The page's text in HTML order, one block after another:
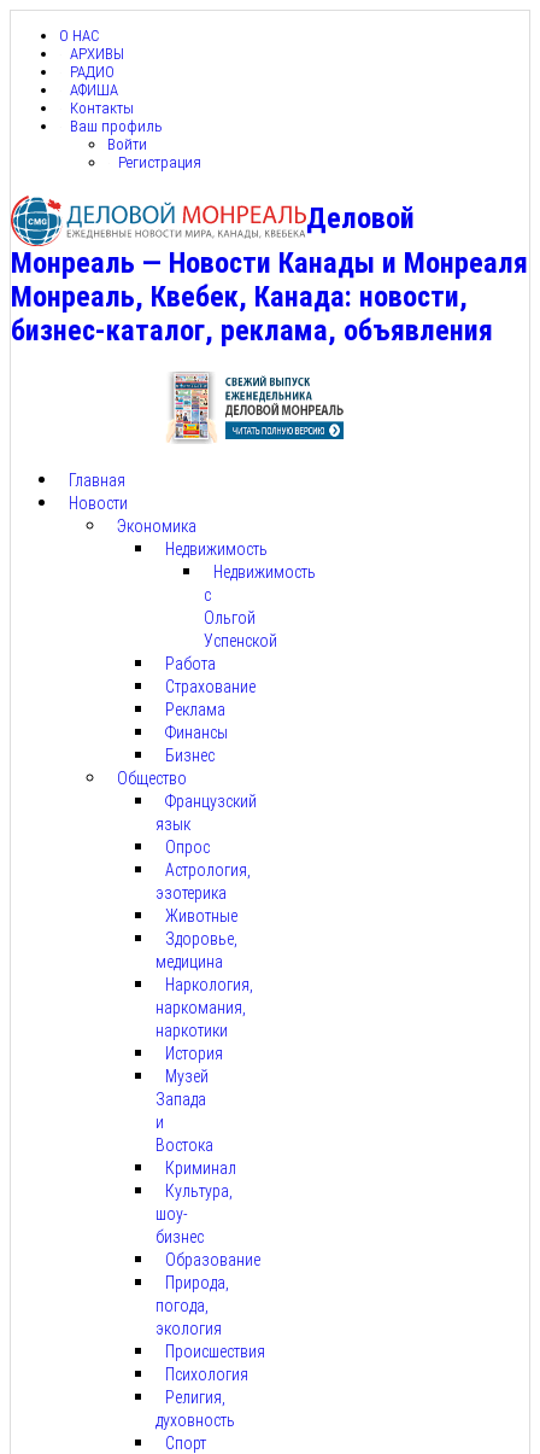
О НАС
АРХИВЫ
РАДИО
АФИША
Контакты
Ваш профиль
Войти
Регистрация
Деловой
Монреаль — Новости Канады и Монреаля
Монреаль, Квебек, Канада: новости,
бизнес-каталог, реклама, объявления
Главная
Новости
Экономика
Недвижимость
Недвижимость
с
Ольгой
Успенской
Работа
Страхование
Реклама
Финансы
Бизнес
Общество
Французский
язык
Опрос
Астрология,
эзотерика
Животные
Здоровье,
медицина
Наркология,
наркомания,
наркотики
История
Музей
Запада
и
Востока
Криминал
Культура,
шоу-
бизнес
Образование
Природа,
погода,
экология
Происшествия
Психология
Религия,
духовность
Спорт